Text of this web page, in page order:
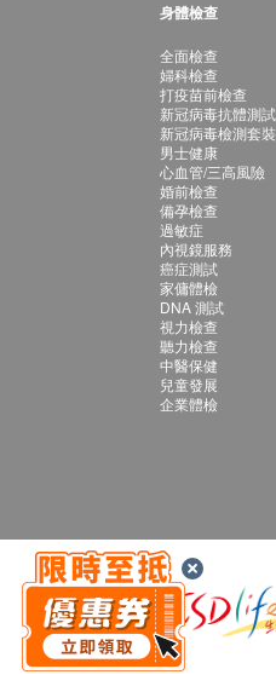
身體檢查
全面檢查
婦科檢查
打疫苗前檢查
新冠病毒抗體測試
新冠病毒檢測套裝
男士健康
心血管/三高風險
婚前檢查
備孕檢查
過敏症
內視鏡服務
癌症測試
家傭體檢
DNA 測試
視力檢查
聽力檢查
中醫保健
兒童發展
企業體檢